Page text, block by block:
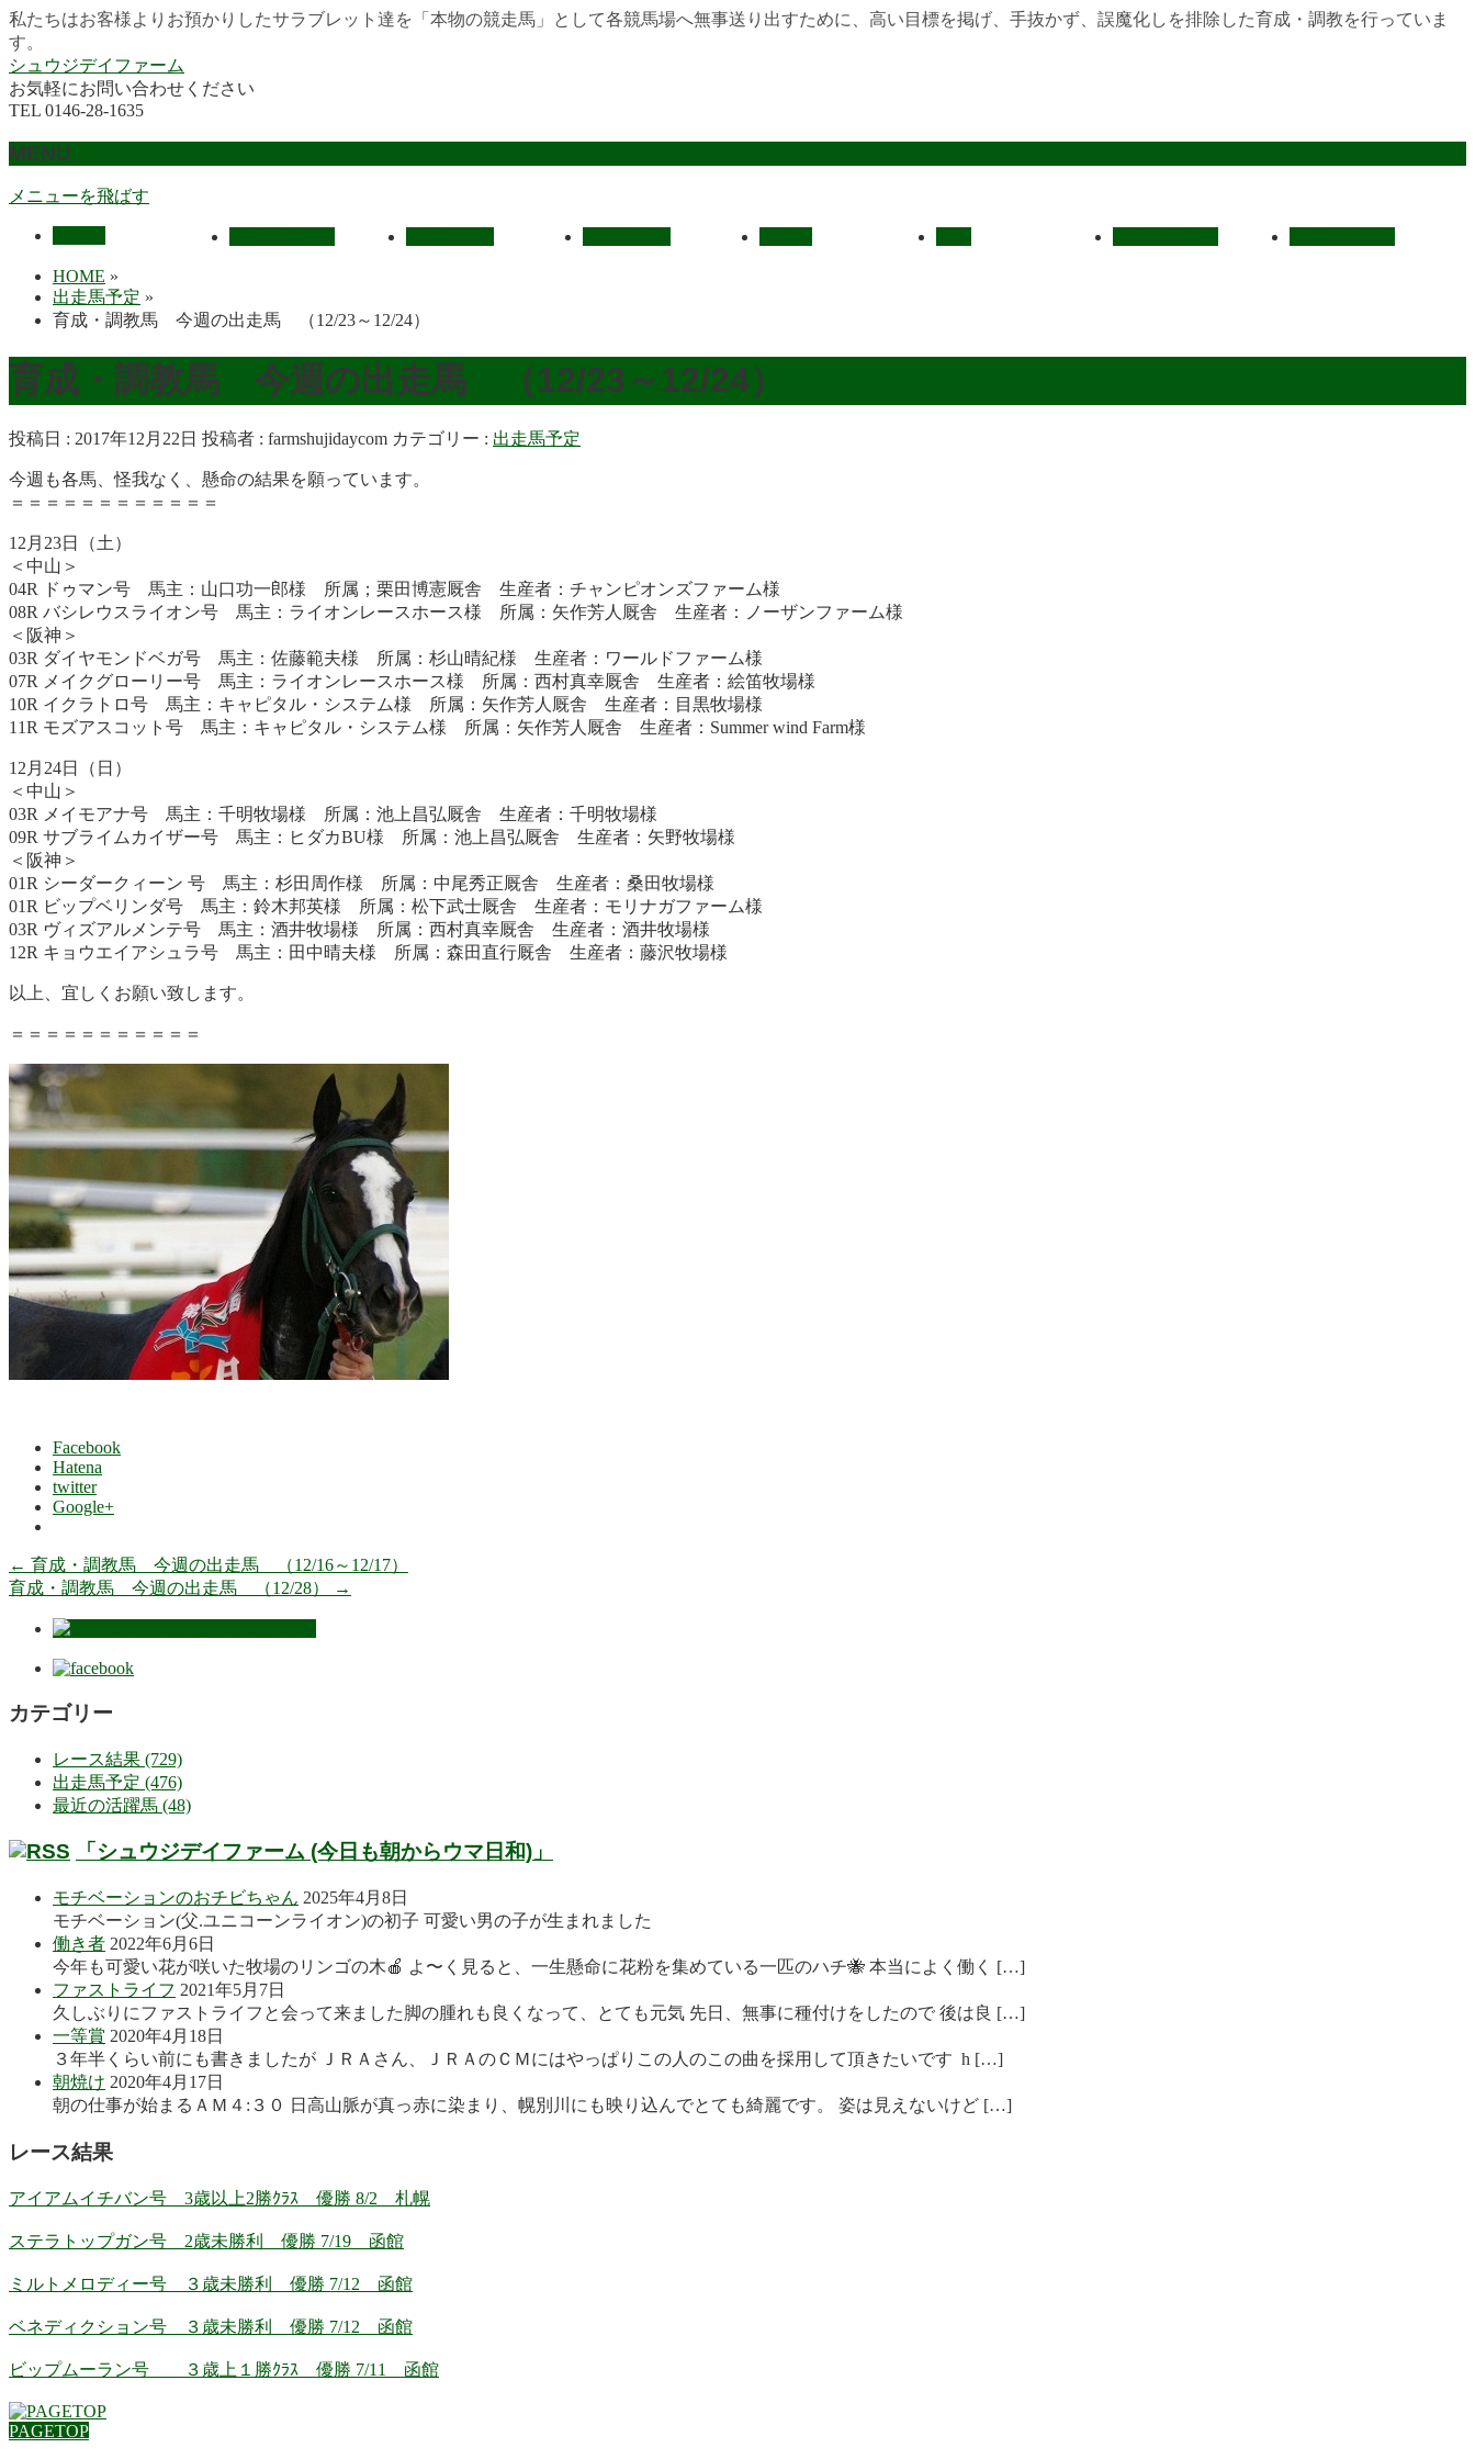
私たちはお客様よりお預かりしたサラブレット達を「本物の競走馬」として各競馬場へ無事送り出すために、高い目標を掲げ、手抜かず、誤魔化しを排除した育成・調教を行っていま
す。
シュウジデイファーム
お気軽にお問い合わせください
TEL 0146-28-1635
MENU
メニューを飛ばす
HOME »
出走馬予定 »
育成・調教馬 今週の出走馬 （12/23～12/24）
育成・調教馬 今週の出走馬 （12/23～12/24）
投稿日 : 2017年12月22日 投稿者 : farmshujidaycom カテゴリー : 出走馬予定
今週も各馬、怪我なく、懸命の結果を願っています。
＝＝＝＝＝＝＝＝＝＝＝＝
12月23日（土）
＜中山＞
04R ドゥマン号 馬主：山口功一郎様 所属；栗田博憲厩舎 生産者：チャンピオンズファーム様
08R バシレウスライオン号 馬主：ライオンレースホース様 所属：矢作芳人厩舎 生産者：ノーザンファーム様
＜阪神＞
03R ダイヤモンドベガ号 馬主：佐藤範夫様 所属：杉山晴紀様 生産者：ワールドファーム様
07R メイクグローリー号 馬主：ライオンレースホース様 所属：西村真幸厩舎 生産者：絵笛牧場様
10R イクラトロ号 馬主：キャピタル・システム様 所属：矢作芳人厩舎 生産者：目黒牧場様
11R モズアスコット号 馬主：キャピタル・システム様 所属：矢作芳人厩舎 生産者：Summer wind Farm様
12月24日（日）
＜中山＞
03R メイモアナ号 馬主：千明牧場様 所属：池上昌弘厩舎 生産者：千明牧場様
09R サブライムカイザー号 馬主：ヒダカBU様 所属：池上昌弘厩舎 生産者：矢野牧場様
＜阪神＞
01R シーダークィーン 号 馬主：杉田周作様 所属：中尾秀正厩舎 生産者：桑田牧場様
01R ビップベリンダ号 馬主：鈴木邦英様 所属：松下武士厩舎 生産者：モリナガファーム様
03R ヴィズアルメンテ号 馬主：酒井牧場様 所属：西村真幸厩舎 生産者：酒井牧場様
12R キョウエイアシュラ号 馬主：田中晴夫様 所属：森田直行厩舎 生産者：藤沢牧場様
以上、宜しくお願い致します。
＝＝＝＝＝＝＝＝＝＝＝
Facebook
Hatena
twitter
Google+
← 育成・調教馬 今週の出走馬 （12/16～12/17）
育成・調教馬 今週の出走馬 （12/28）
→
カテゴリー
レース結果 (729)
出走馬予定 (476)
最近の活躍馬 (48)
「シュウジデイファーム (今日も朝からウマ日和)」
モチベーションのおチビちゃん 2025年4月8日
モチベーション(父.ユニコーンライオン)の初子 可愛い男の子が生まれました
働き者 2022年6月6日
今年も可愛い花が咲いた牧場のリンゴの木🍎 よ〜く見ると、一生懸命に花粉を集めている一匹のハチ🐝 本当によく働く […]
ファストライフ 2021年5月7日
久しぶりにファストライフと会って来ました脚の腫れも良くなって、とても元気 先日、無事に種付けをしたので 後は良 […]
一等賞 2020年4月18日
３年半くらい前にも書きましたが ＪＲＡさん、ＪＲＡのＣＭにはやっぱりこの人のこの曲を採用して頂きたいです h […]
朝焼け 2020年4月17日
朝の仕事が始まるＡＭ４:３０ 日高山脈が真っ赤に染まり、幌別川にも映り込んでとても綺麗です。 姿は見えないけど […]
レース結果
アイアムイチバン号 3歳以上2勝ｸﾗｽ 優勝 8/2 札幌
ステラトップガン号 2歳未勝利 優勝 7/19 函館
ミルトメロディー号 ３歳未勝利 優勝 7/12 函館
ベネディクション号 ３歳未勝利 優勝 7/12 函館
ビップムーラン号 ３歳上１勝ｸﾗｽ 優勝 7/11 函館
PAGETOP